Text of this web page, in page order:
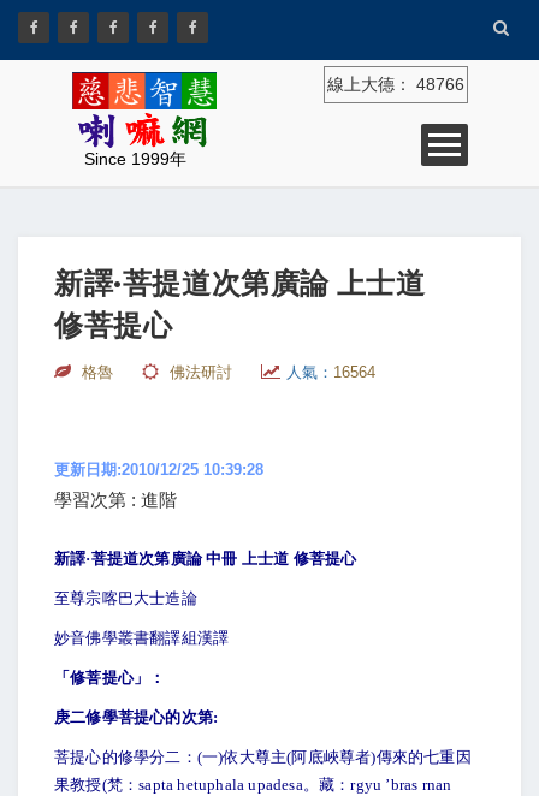
Since 1999年
線上大德： 48766
新譯·菩提道次第廣論 上士道
修菩提心
格魯 佛法研討 人氣： 16564
更新日期:2010/12/25 10:39:28
學習次第 : 進階
新譯·菩提道次第廣論 中冊 上士道 修菩提心
至尊宗喀巴大士造論
妙音佛學叢書翻譯組漢譯
「修菩提心」：
庚二修學菩提心的次第:
菩提心的修學分二：(一)依大尊主(阿底峽尊者)傳來的七重因
果教授(梵：sapta hetuphala upadesa。藏：rgyu ’bras rnan